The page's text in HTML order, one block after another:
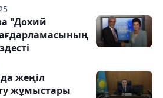
"Дохий
жеңіл
жұмыстары